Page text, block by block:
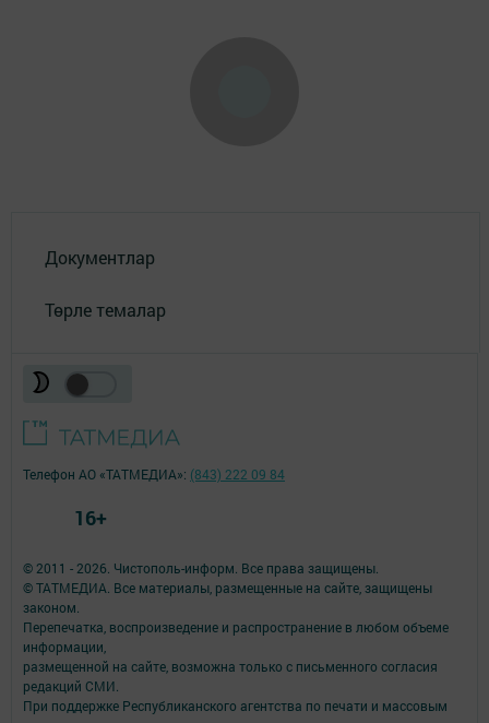
Документлар
Төрле темалар
© 2011 - 2026. Чистополь-информ. Все права защищены.
© ТАТМЕДИА. Все материалы, размещенные на сайте, защищены
законом.
Перепечатка, воспроизведение и распространение в любом объеме
информации,
размещенной на сайте, возможна только с письменного согласия
редакций СМИ.
При поддержке Республиканского агентства по печати и массовым
Телефон АО «ТАТМЕДИА»: (843) 222 09 84
16+